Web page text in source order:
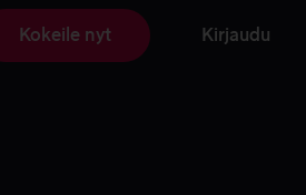
Kokeile nyt Kirjaudu